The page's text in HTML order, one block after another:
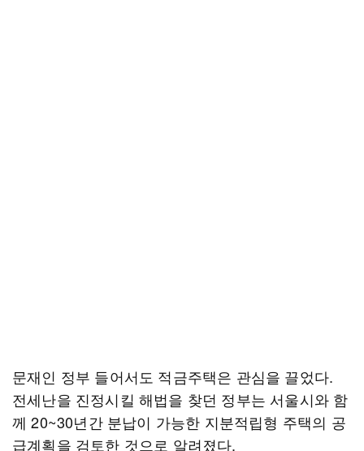
문재인 정부 들어서도 적금주택은 관심을 끌었다.
전세난을 진정시킬 해법을 찾던 정부는 서울시와 함
께 20~30년간 분납이 가능한 지분적립형 주택의 공
급계획을 검토한 것으로 알려졌다.